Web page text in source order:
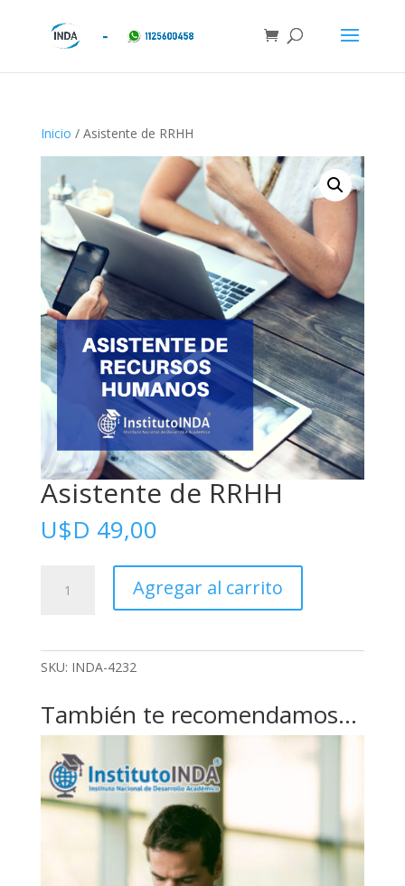
Inicio / Asistente de RRHH
Asistente de RRHH
U$D 49,00
Agregar al carrito
SKU: INDA-4232
También te recomendamos…